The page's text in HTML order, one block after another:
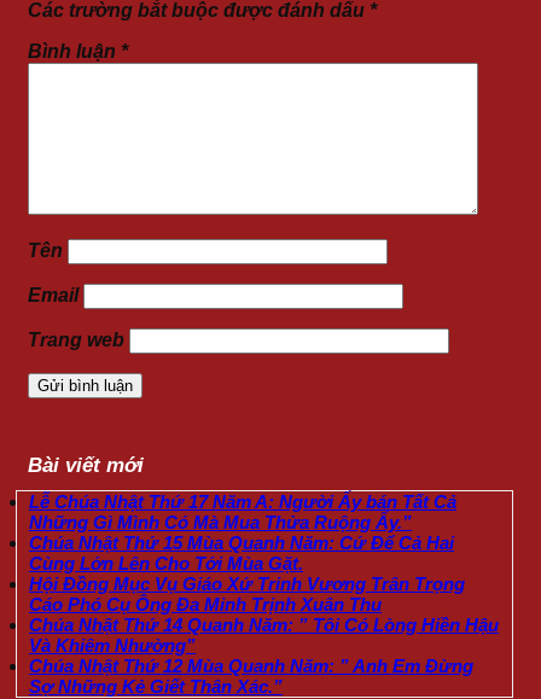
Các trường bắt buộc được đánh dấu *
Bình luận *
Tên
Email
Trang web
Bài viết mới
Lễ Chúa Nhật Thứ 17 Năm A: Người Ấy bán Tất Cả
Những Gì Mình Có Mà Mua Thửa Ruộng Ấy.”
Chúa Nhật Thứ 15 Mùa Quanh Năm: Cứ Để Cả Hai
Cùng Lớn Lên Cho Tới Mùa Gặt.
Hội Đồng Mục Vụ Giáo Xứ Trinh Vương Trân Trọng
Cáo Phó Cụ Ông Đa Minh Trịnh Xuân Thu
Chúa Nhật Thứ 14 Quanh Năm: ” Tôi Có Lòng Hiền Hậu
Và Khiêm Nhường”
Chúa Nhật Thứ 12 Mùa Quanh Năm: ” Anh Em Đừng
Sợ Những Kẻ Giết Thân Xác.”